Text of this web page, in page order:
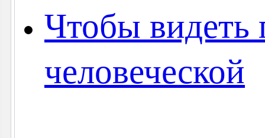
Чтобы видеть
человеческой